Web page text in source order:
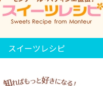
スイーツレシピ